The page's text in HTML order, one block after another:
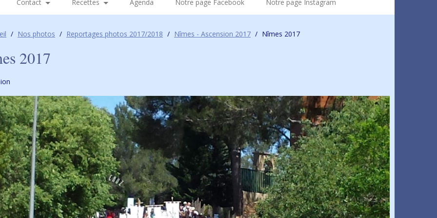
Contact Recettes Agenda Notre page Facebook Notre page Instagram
/ Nos photos / Reportages photos 2017/2018 / Nîmes - Ascension 2017 / Nîmes 2017
2017